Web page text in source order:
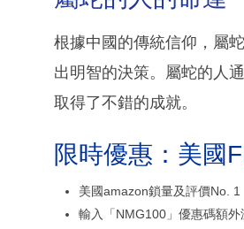
根據中國的傳統信仰，屬
出明智的決策。屬蛇的人
取得了不錯的成就。
限時優惠：美國
美國amazon鎖量及評價No. 1
輸入「NMG100」優惠碼額外